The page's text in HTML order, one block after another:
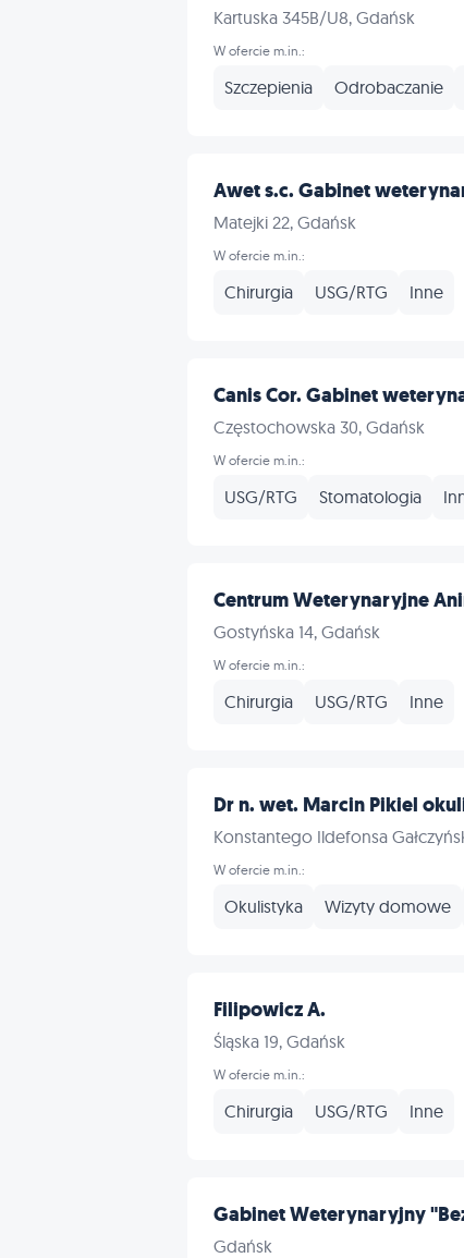
Kartuska 345B/U8, Gdańsk
W ofercie m.in.:
Szczepienia Odrobaczanie
Awet s.c. Gabinet
Matejki 22, Gdańsk
W ofercie m.in.:
Chirurgia USG/RTG Inne
Canis Cor. Gabinet
Częstochowska 30, Gdańsk
W ofercie m.in.:
USG/RTG Stomatologia
Centrum Weterynaryjne
Gostyńska 14, Gdańsk
W ofercie m.in.:
Chirurgia USG/RTG Inne
Dr n. wet. Marcin Pikiel
Konstantego Ildefonsa
W ofercie m.in.:
Okulistyka Wizyty domowe
Filipowicz A.
Śląska 19, Gdańsk
W ofercie m.in.:
Chirurgia USG/RTG Inne
Gabinet Weterynaryjny
Gdańsk